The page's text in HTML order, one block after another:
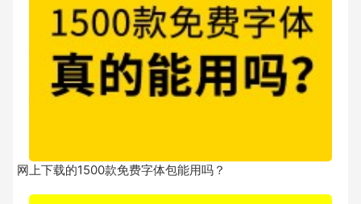
网上下载的1500款免费字体包能用吗？